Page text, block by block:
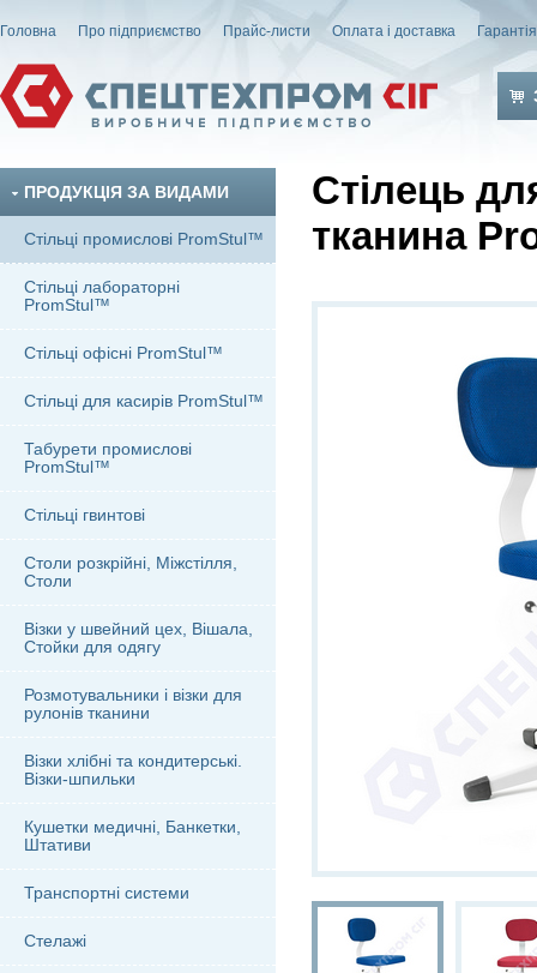
Головна Про підприємство Прайс-листи Оплата і доставка
ПРОДУКЦІЯ ЗА ВИДАМИ
Стільці промислові PromStul™
Стільці лабораторні
PromStul™
Стільці офісні PromStul™
Стільці для касирів PromStul™
Табурети промислові
PromStul™
Стільці гвинтові
Столи розкрійні, Міжстілля,
Столи
Візки у швейний цех, Вішала,
Стойки для одягу
Розмотувальники і візки для
рулонів тканини
Візки хлібні та кондитерські.
Візки-шпильки
Кушетки медичні, Банкетки,
Штативи
Транспортні системи
Стелажі
Стілець
тканина